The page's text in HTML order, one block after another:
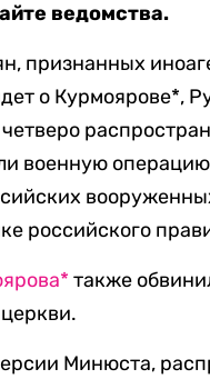
ведомства.
признанных
о Курмоярове*,
военную
российского
также
Минюста,